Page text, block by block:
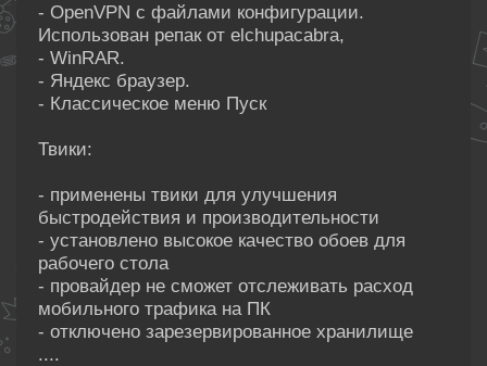
- OpenVPN с файлами конфигурации.
Использован репак от elchupacabra,
- WinRAR.
- Яндекс браузер.
- Классическое меню Пуск
Твики:
- применены твики для улучшения
быстродействия и производительности
- установлено высокое качество обоев для
рабочего стола
- провайдер не сможет отслеживать расход
мобильного трафика на ПК
- отключено зарезервированное хранилище
....